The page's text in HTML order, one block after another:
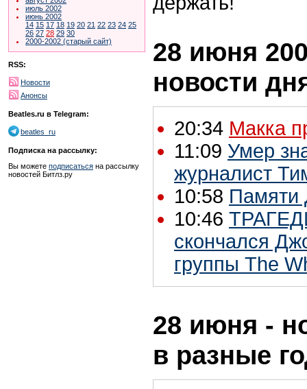
июль 2002
июнь 2002
14 15 17 18 19 20 21 22 23 24 25
26 27 28 29 30
2000-2002 (старый сайт)
RSS:
Новости
Анонсы
Beatles.ru в Telegram:
beatles_ru
Подписка на рассылку:
Вы можете подписаться на рассылку
новостей Битлз.ру
28 июня
новости
20:34 Макка
11:09 Умер
журналист
10:58 Памяти
10:46
скончался
группы The
28 июня -
в разные